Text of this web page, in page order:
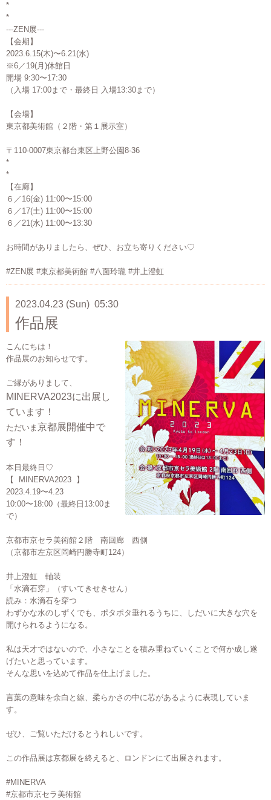
*
*
---ZEN展---
【会期】
2023.6.15(木)〜6.21(水)
※6／19(月)休館日
開場 9:30〜17:30
（入場 17:00まで・最終日 入場13:30まで）
【会場】
東京都美術館（２階・第１展示室）
〒110-0007東京都台東区上野公園8-36
*
*
【在廊】
６／16(金) 11:00〜15:00
６／17(土) 11:00〜15:00
６／21(水) 11:00〜13:30
お時間がありましたら、ぜひ、お立ち寄りください♡
#ZEN展 #東京都美術館 #八面玲瓏 #井上澄虹
2023.04.23 (Sun) 05:30
作品展
こんにちは！
作品展のお知らせです。
ご縁がありまして、
MINERVA2023に出展し
ています！
ただいま 京都展開催中で
す！
本日最終日♡
【 MINERVA2023 】
2023.4.19〜4.23
10:00〜18:00（最終日13:00ま
で）
京都市京セラ美術館２階 南回廊 西側
（京都市左京区岡崎円勝寺町124）
井上澄虹 軸装
「水滴石穿」（すいてきせきせん）
読み：水滴石を穿つ
わずかな水のしずくでも、ポタポタ垂れるうちに、しだいに大きな穴を
開けられるようになる。
私は天才ではないので、小さなことを積み重ねていくことで何か成し遂
げたいと思っています。
そんな思いを込めて作品を仕上げました。
言葉の意味を余白と線、柔らかさの中に芯があるように表現していま
す。
ぜひ、ご覧いただけるとうれしいです。
この作品展は京都展を終えると、ロンドンにて出展されます。
#MINERVA
#京都市京セラ美術館